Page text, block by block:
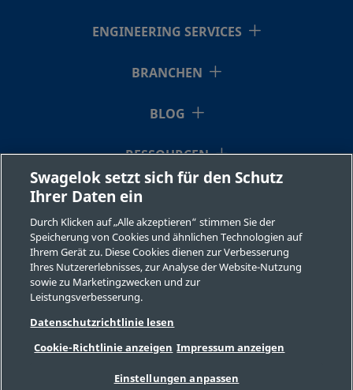
ENGINEERING SERVICES
BRANCHEN
BLOG
RESSOURCEN
ÜBER UNS
©2026 Swagelok Company. Alle Rechte vorbehalten.
Datenschutzbestimmungen
Rechtliche Bestimmungen
Swagelok setzt sich für den Schutz
Ihrer Daten ein
Durch Klicken auf „Alle akzeptieren“ stimmen Sie der
Speicherung von Cookies und ähnlichen Technologien auf
Ihrem Gerät zu. Diese Cookies dienen zur Verbesserung
Ihres Nutzererlebnisses, zur Analyse der Website-Nutzung
sowie zu Marketingzwecken und zur
Leistungsverbesserung.
Datenschutzrichtlinie lesen
Cookie-Richtlinie anzeigen Impressum anzeigen
Einstellungen anpassen